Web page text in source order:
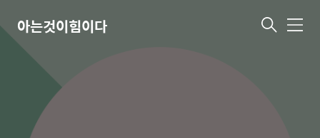
아는것이힘이다 메